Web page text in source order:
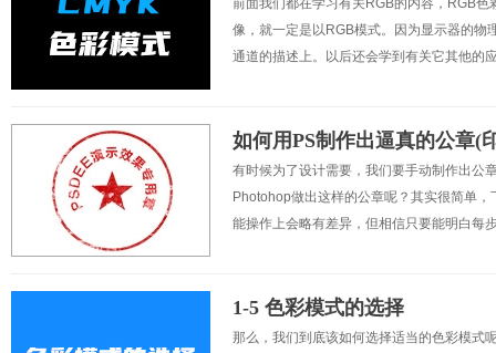
前面我们都在学习有关RGB的内容，RGB
像，就一定是以RGB模式。因为显示器的物
通道的描述上。以后还会学到有关它其他的
如何用PS制作出逼真的公章(
有时候为了设计需要，我们要手动制作出公
Photohop做出这样的公章呢？其实很简单
能操作上会略有差异，但相信只要能明白每
1-5 色彩模式的选择
那么，我们到底该如何选择适当的色彩模式